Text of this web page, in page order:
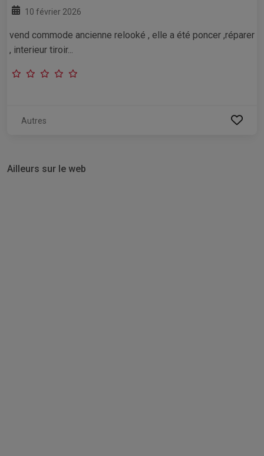
10 février 2026
vend commode ancienne relooké , elle a été poncer ,réparer
, interieur tiroir...
Autres
Ailleurs sur le web